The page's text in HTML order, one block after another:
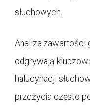
słuchowych.
Analiza zawartości
odgrywają
halucynacji
przeżycia często